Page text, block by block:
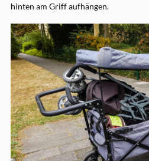
hinten am Griff aufhängen.